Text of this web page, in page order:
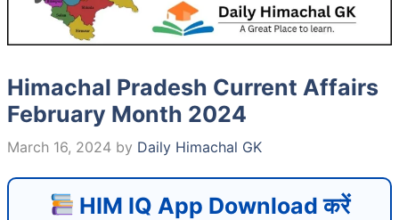
Himachal Pradesh Current Affairs
February Month 2024
March 16, 2024 by Daily Himachal GK
HIM IQ App Download करें